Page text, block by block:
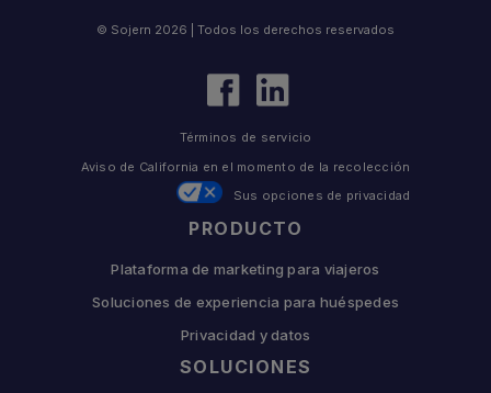
PRODUCTO
Plataforma de marketing para viajeros
Soluciones de experiencia para huéspedes
Privacidad y datos
SOLUCIONES
© Sojern 2026 | Todos los derechos reservados
Términos de servicio
Aviso de California en el momento de la recolección
Sus opciones de privacidad